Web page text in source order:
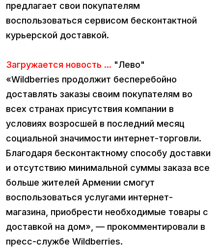
предлагает свои покупателям
воспользоваться сервисом бесконтактной
курьерской доставкой.
Загружается новость ... "Лево"
«Wildberries продолжит бесперебойно
доставлять заказы своим покупателям во
всех странах присутствия компании в
условиях возросшей в последний месяц
социальной значимости интернет-торговли.
Благодаря бесконтактному способу доставки
и отсутствию минимальной суммы заказа все
больше жителей Армении смогут
воспользоваться услугами интернет-
магазина, приобрести необходимые товары с
доставкой на дом», — прокомментировали в
пресс-службе Wildberries.